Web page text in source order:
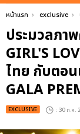
หน้าแรก exclusive
ประมวลภา
GIRL'S
ไทย กับตอน
GALA
EXCLUSIVE : 30 ก.ค.